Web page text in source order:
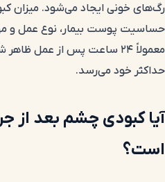
رگ‌های خونی ایجاد می‌شود. میزان
حساسیت پوست بیمار، نوع عمل و
حداکثر خود می‌رسد.
آیا کبودی چشم بعد از
است؟